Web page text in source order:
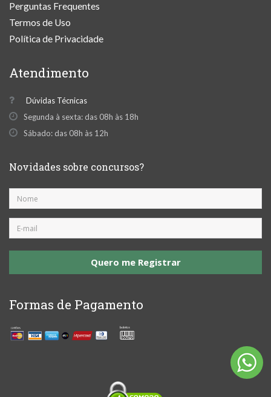
Perguntas Frequentes
Termos de Uso
Política de Privacidade
Atendimento
Dúvidas Técnicas
Segunda à sexta: das 08h às 18h
Sábado: das 08h às 12h
Novidades sobre concursos?
Quero me Registrar
Formas de Pagamento